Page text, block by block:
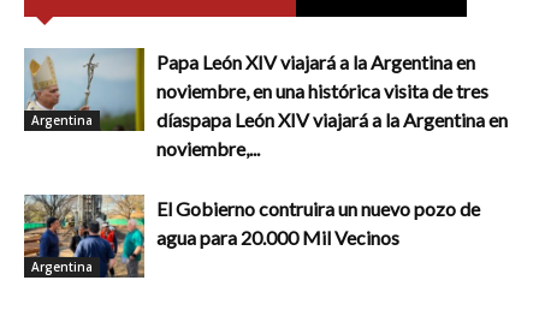
Argentina
Papa León XIV viajará a la Argentina en
noviembre, en una histórica visita de tres
díaspapa León XIV viajará a la Argentina en
noviembre,...
Argentina
El Gobierno contruira un nuevo pozo de
agua para 20.000 Mil Vecinos